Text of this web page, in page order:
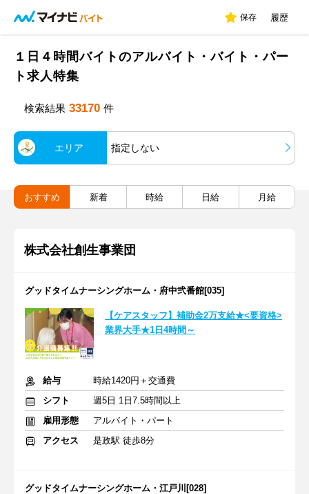
保存 履歴
１日４時間バイトのアルバイト・バイト・パー
ト求人特集
検索結果 33170 件
エリア 指定しない
おすすめ 新着 時給 日給 月給
株式会社創生事業団
グッドタイムナーシングホーム・府中弐番館[035]
【ケアスタッフ】補助金2万支給★<要資格>
業界大手★1日4時間～
給与
時給1420円＋交通費
シフト
週5日 1日7.5時間以上
雇用形態
アルバイト・パート
アクセス
是政駅 徒歩8分
グッドタイムナーシングホーム・江戸川[028]